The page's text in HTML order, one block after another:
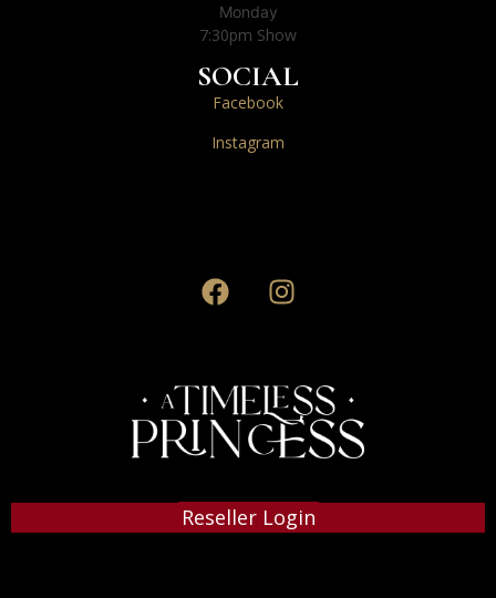
Monday
7:30pm Show
SOCIAL
Facebook
Instagram
Reseller Login